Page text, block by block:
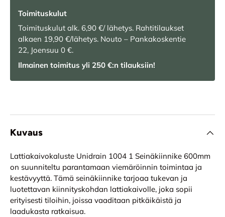
Toimituskulut
Toimituskulut alk. 6,90 €/ lähetys. Rahtitilaukset
alkaen 19,90 €/lähetys. Nouto – Pankakoskentie
22, Joensuu 0 €.
Ilmainen toimitus yli 250 €:n tilauksiin!
Kuvaus
Lattiakaivokaluste Unidrain 1004 1 Seinäkiinnike 600mm
on suunniteltu parantamaan viemäröinnin toimintaa ja
kestävyyttä. Tämä seinäkiinnike tarjoaa tukevan ja
luotettavan kiinnityskohdan lattiakaivolle, joka sopii
erityisesti tiloihin, joissa vaaditaan pitkäikäistä ja
laadukasta ratkaisua.